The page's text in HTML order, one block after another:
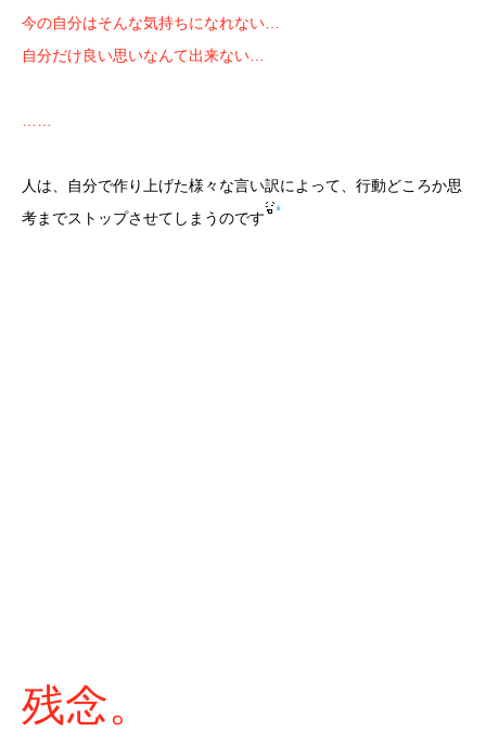
今の自分はそんな気持ちになれない…
自分だけ良い思いなんて出来ない…
人は、自分で作り上げた様々な言い訳によって、行動どころか思
考までストップさせてしまうのです
残念。